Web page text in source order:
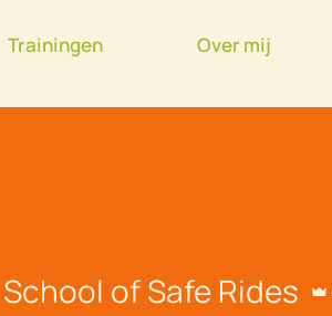
Trainingen Over mij
School of Safe Rides